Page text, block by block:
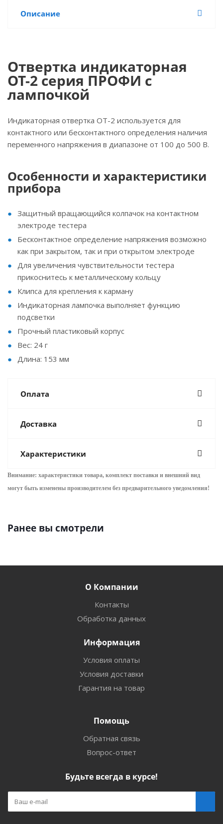
Описание
Отвертка индикаторная
ОТ-2 серия ПРОФИ с
лампочкой
Индикаторная отвертка ОТ-2 используется для
контактного или бесконтактного определения наличия
переменного напряжения в диапазоне от 100 до 500 В.
Особенности и характеристики
прибора
Защитный вращающийся колпачок на контактном
электроде тестера
Бесконтактное определение напряжения возможно
как при закрытом, так и при открытом электроде
Для увеличения чувствительности тестера
прикоснитесь к металлическому кольцу
Клипса для крепления к карману
Индикаторная лампочка выполняет функцию
подсветки
Прочный пластиковый корпус
Вес: 24 г
Длина: 153 мм
Оплата
Доставка
Характеристики
Внимание: характеристики товара, комплект поставки и внешний вид
могут быть изменены производителем без предварительного уведомления!
Ранее вы смотрели
О Компании
Контакты
Обработка данных
Информация
Условия оплаты
Условия доставки
Гарантия на товар
Помощь
Обратная связь
Вопрос-ответ
Будьте всегда в курсе!